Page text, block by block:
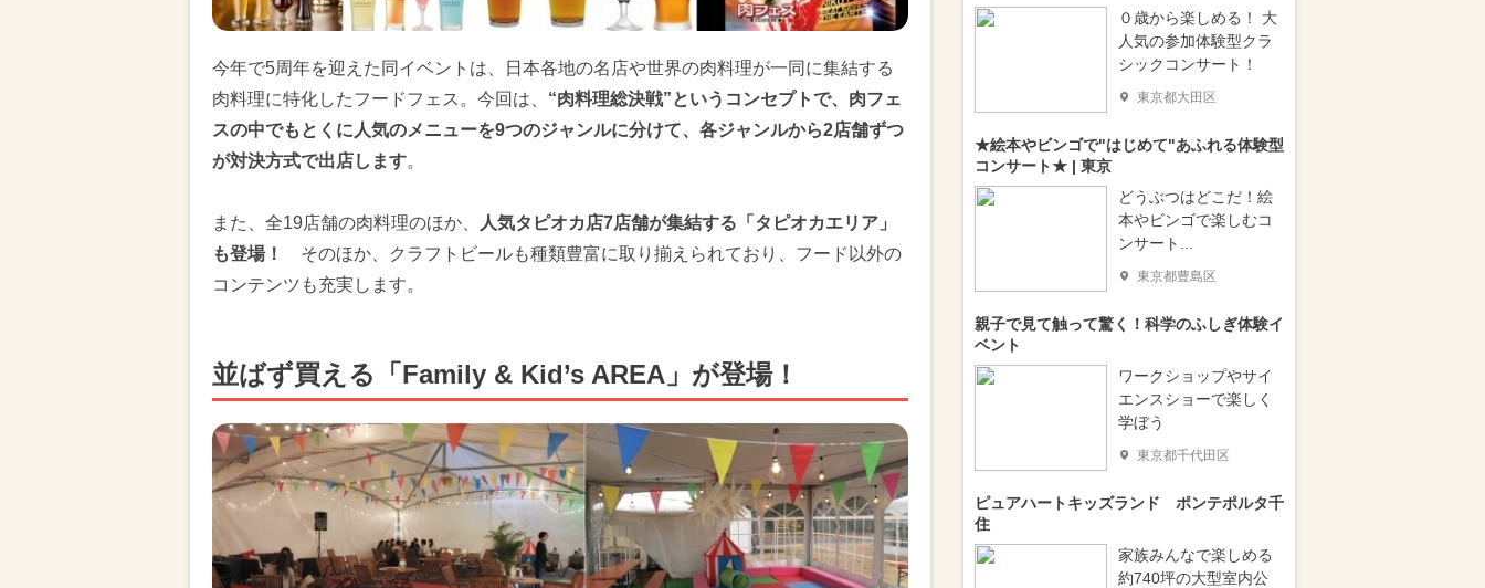
今年で5周年を迎えた同イベントは、日本各地の名店や世界の肉料理が一同に集結する
肉料理に特化したフードフェス。今回は、 “肉料理総決戦”というコンセプトで、肉フェ
スの中でもとくに人気のメニューを9つのジャンルに分けて、各ジャンルから2店舗ずつ
が対決方式で出店します。
また、全19店舗の肉料理のほか、
人気タピオカ店7店舗が集結する「タピオカエリア」
も登場！
そのほか、クラフトビールも種類豊富に取り揃えられており、フード以外の
コンテンツも充実します。
並ばず買える「Family & Kid’s AREA」が登場！
０歳から楽しめる！ 大
人気の参加体験型クラ
シックコンサート！
東京都大田区
★絵本やビンゴで"はじめて"あふれる体験型
コンサート★ | 東京
どうぶつはどこだ！絵
本やビンゴで楽しむコ
ンサート...
東京都豊島区
親子で見て触って驚く！科学のふしぎ体験イ
ベント
ワークショップやサイ
エンスショーで楽しく
学ぼう
東京都千代田区
ピュアハートキッズランド ポンテポルタ千
住
家族みんなで楽しめる
約740坪の大型室内公